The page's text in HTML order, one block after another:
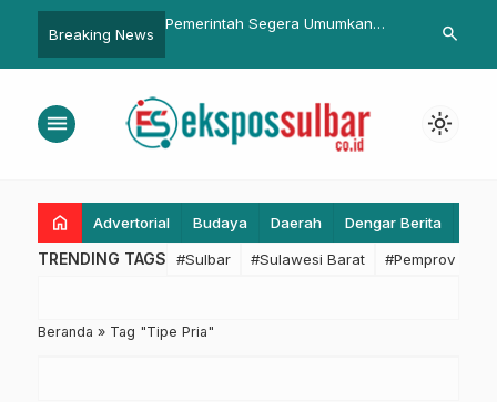
Breaking News
Pemerintah Segera Umumkan
Kominfo
Digital
search
menu light_mode
home Advertorial Budaya Daerah Dengar Berita
TRENDING TAGS #Sulbar #Sulawesi Barat #Pemprov
Beranda » Tag "Tipe Pria"